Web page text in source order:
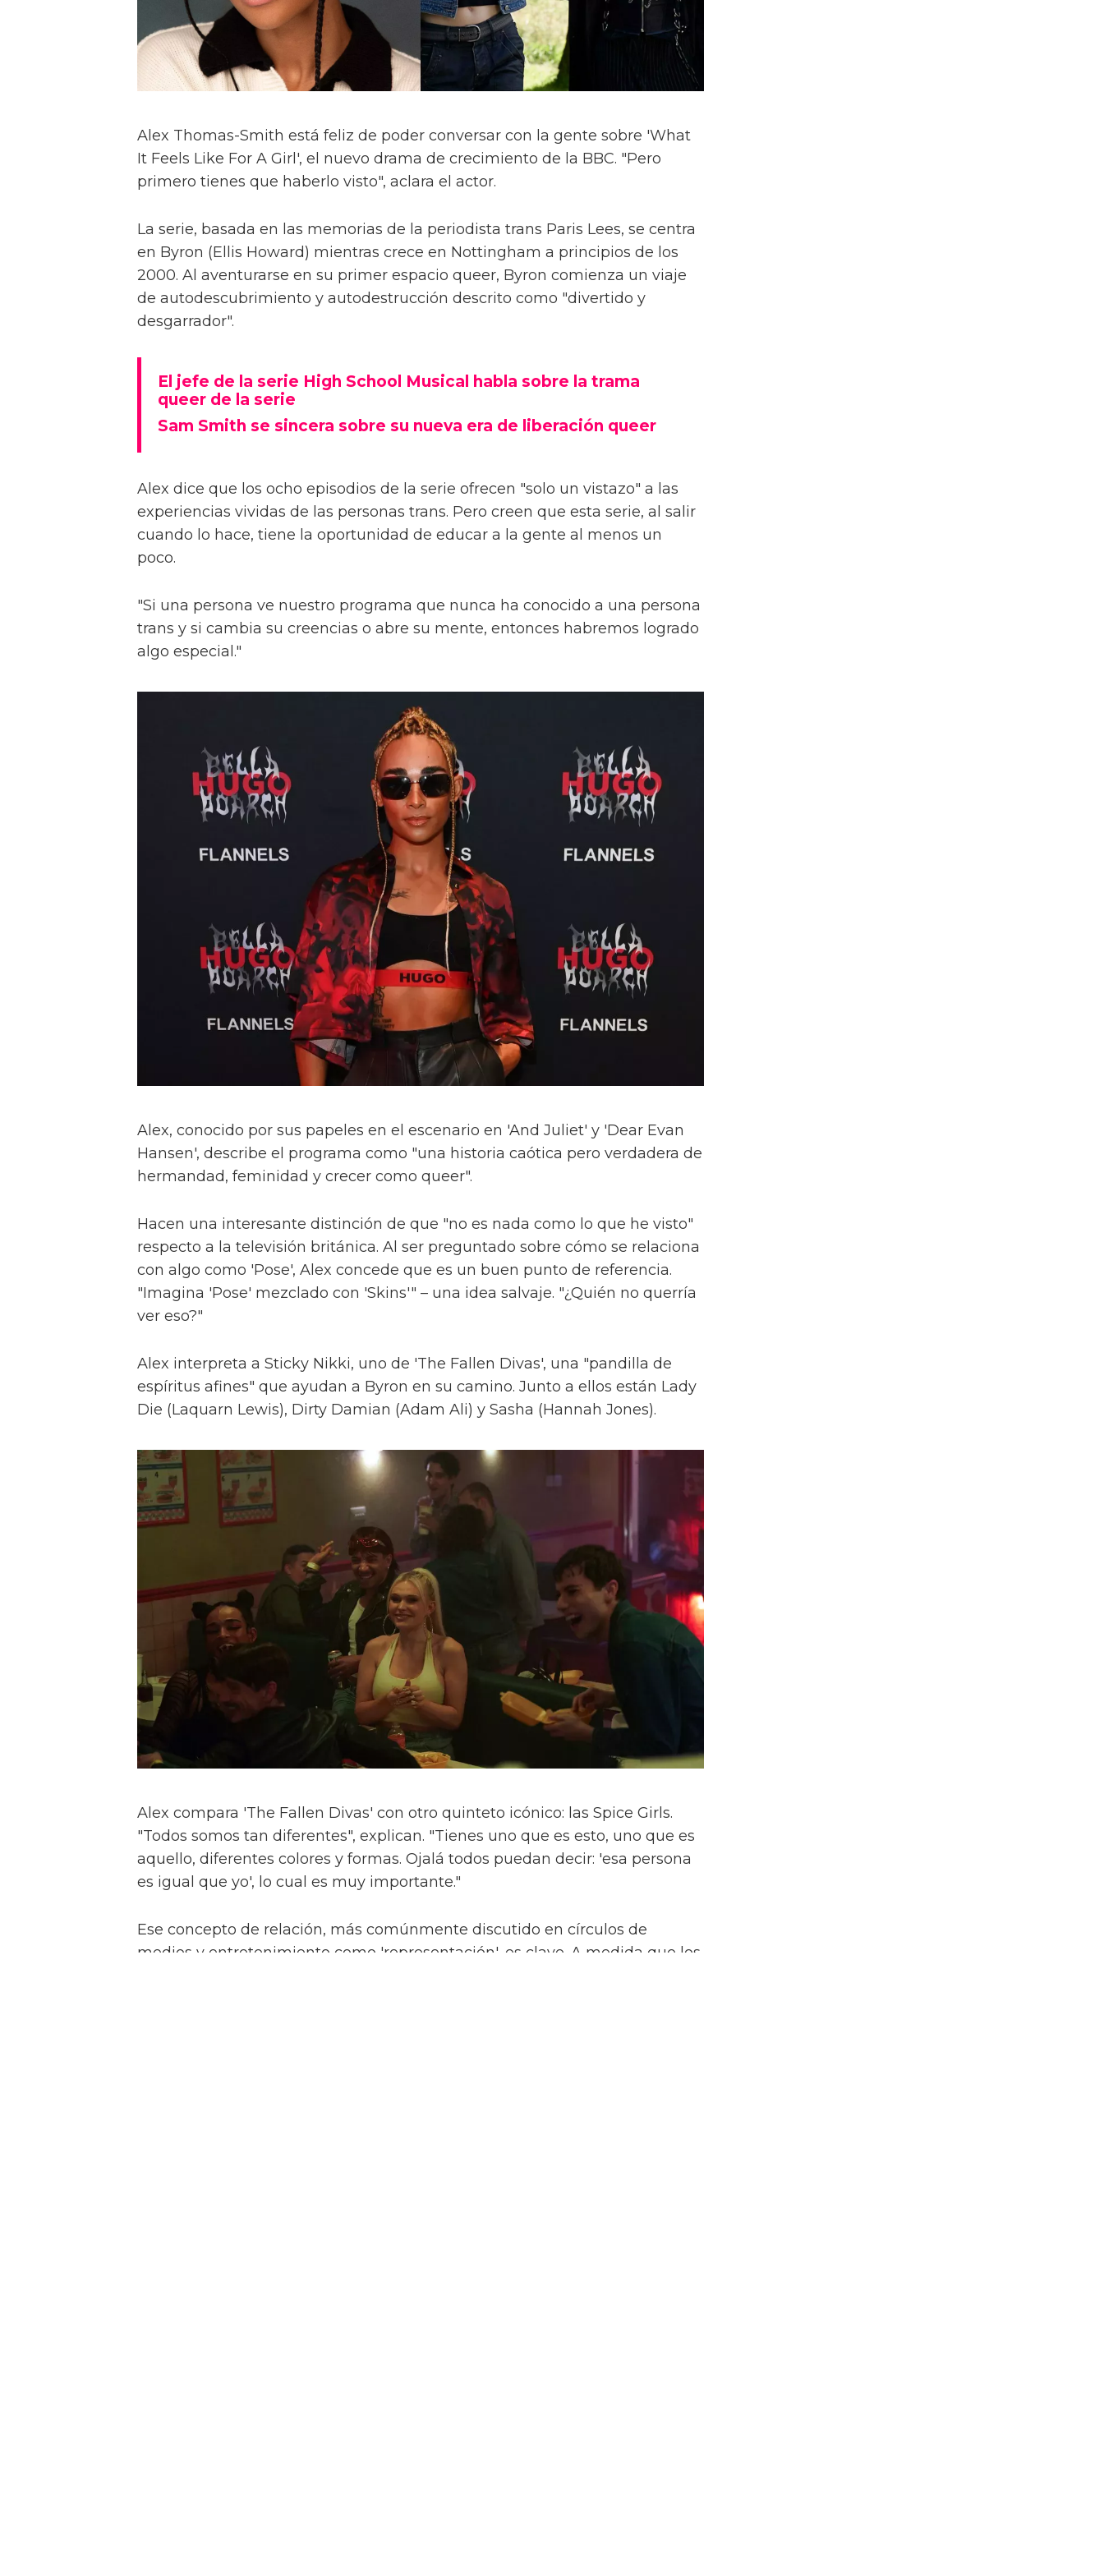
Alex Thomas-Smith está feliz de poder conversar con la gente sobre 'What
It Feels Like For A Girl', el nuevo drama de crecimiento de la BBC. "Pero
primero tienes que haberlo visto", aclara el actor.
La serie, basada en las memorias de la periodista trans Paris Lees, se centra
en Byron (Ellis Howard) mientras crece en Nottingham a principios de los
2000. Al aventurarse en su primer espacio queer, Byron comienza un viaje
de autodescubrimiento y autodestrucción descrito como "divertido y
desgarrador".
El jefe de la serie High School Musical habla sobre la trama
queer de la serie
Sam Smith se sincera sobre su nueva era de liberación queer
Alex dice que los ocho episodios de la serie ofrecen "solo un vistazo" a las
experiencias vividas de las personas trans. Pero creen que esta serie, al salir
cuando lo hace, tiene la oportunidad de educar a la gente al menos un
poco.
"Si una persona ve nuestro programa que nunca ha conocido a una persona
trans y si cambia su creencias o abre su mente, entonces habremos logrado
algo especial."
Alex, conocido por sus papeles en el escenario en 'And Juliet' y 'Dear Evan
Hansen', describe el programa como "una historia caótica pero verdadera de
hermandad, feminidad y crecer como queer".
Hacen una interesante distinción de que "no es nada como lo que he visto"
respecto a la televisión británica. Al ser preguntado sobre cómo se relaciona
con algo como 'Pose', Alex concede que es un buen punto de referencia.
"Imagina 'Pose' mezclado con 'Skins'" – una idea salvaje. "¿Quién no querría
ver eso?"
Alex interpreta a Sticky Nikki, uno de 'The Fallen Divas', una "pandilla de
espíritus afines" que ayudan a Byron en su camino. Junto a ellos están Lady
Die (Laquarn Lewis), Dirty Damian (Adam Ali) y Sasha (Hannah Jones).
Alex compara 'The Fallen Divas' con otro quinteto icónico: las Spice Girls.
"Todos somos tan diferentes", explican. "Tienes uno que es esto, uno que es
aquello, diferentes colores y formas. Ojalá todos puedan decir: 'esa persona
es igual que yo', lo cual es muy importante."
Ese concepto de relación, más comúnmente discutido en círculos de
medios y entretenimiento como 'representación', es clave. A medida que los